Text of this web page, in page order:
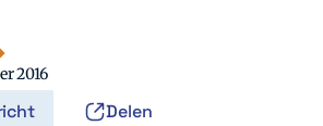
2016
Delen